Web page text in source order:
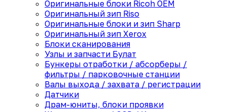
Оригинальные блоки Ricoh OEM
Оригинальный зип Riso
Оригинальные блоки и зип Sharp
Оригинальный зип Xerox
Блоки сканирования
Узлы и запчасти Булат
Бункеры отработки / абсорберы /
фильтры / парковочные станции
Валы выхода / захвата / регистрации
Датчики
Драм-юниты, блоки проявки